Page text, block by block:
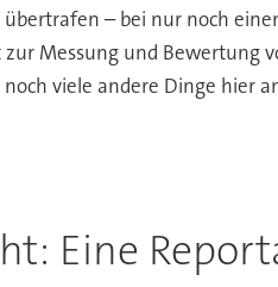
– bei nur noch
Messung und Bewertung
viele andere Dinge hier
Eine